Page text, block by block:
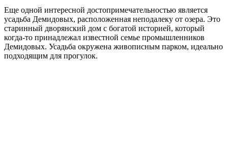
Еще одной интересной достопримечательностью является
усадьба Демидовых, расположенная неподалеку от озера. Это
старинный дворянский дом с богатой историей, который
когда-то принадлежал известной семье промышленников
Демидовых. Усадьба окружена живописным парком, идеально
подходящим для прогулок.